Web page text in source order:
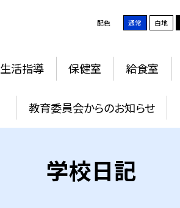
配色 通常 白地
生活指導 保健室 給食室
教育委員会からのお知らせ
学校日記